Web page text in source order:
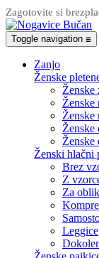
Zagotovite si
Toggle navigation ☰
Zanjo
Ženske
Ženske
Ženske
Ženske
Ženske
Ženske
Ženski hlačni
Brez
Z
Za
Leggice